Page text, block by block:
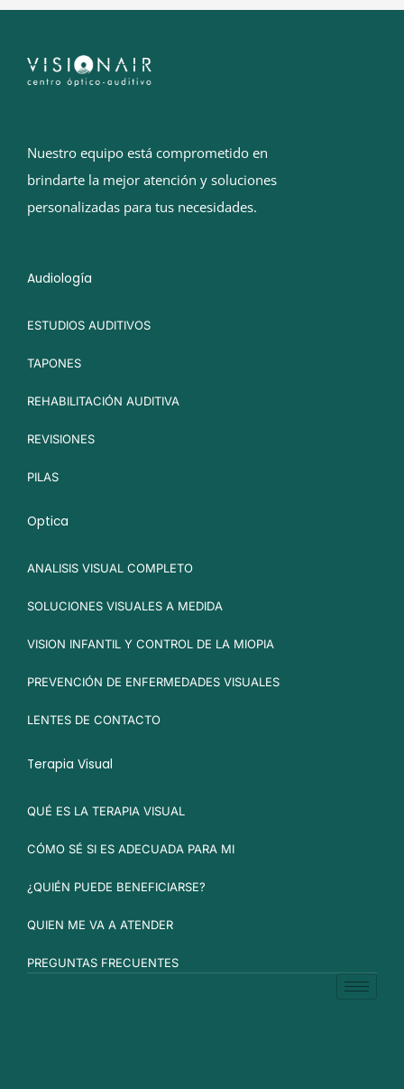
Nuestro equipo está comprometido en
brindarte la mejor atención y soluciones
personalizadas para tus necesidades.
Audiología
ESTUDIOS AUDITIVOS
TAPONES
REHABILITACIÓN AUDITIVA
REVISIONES
PILAS
Optica
ANALISIS VISUAL COMPLETO
SOLUCIONES VISUALES A MEDIDA
VISION INFANTIL Y CONTROL DE LA MIOPIA
PREVENCIÓN DE ENFERMEDADES VISUALES
LENTES DE CONTACTO
Terapia Visual
QUÉ ES LA TERAPIA VISUAL
CÓMO SÉ SI ES ADECUADA PARA MI
¿QUIÉN PUEDE BENEFICIARSE?
QUIEN ME VA A ATENDER
PREGUNTAS FRECUENTES